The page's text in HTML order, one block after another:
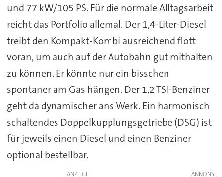
und 77 kW/105 PS. Für die normale Alltagsarbeit
reicht das Portfolio allemal. Der 1,4-Liter-Diesel
treibt den Kompakt-Kombi ausreichend flott
voran, um auch auf der Autobahn gut mithalten
zu können. Er könnte nur ein bisschen
spontaner am Gas hängen. Der 1,2 TSI-Benziner
geht da dynamischer ans Werk. Ein harmonisch
schaltendes Doppelkupplungsgetriebe (DSG) ist
für jeweils einen Diesel und einen Benziner
optional bestellbar.
ANZEIGE